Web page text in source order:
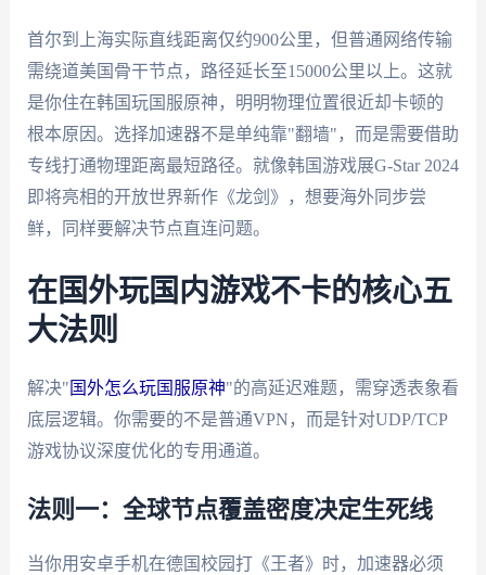
首尔到上海实际直线距离仅约900公里，但普通网络传输
需绕道美国骨干节点，路径延长至15000公里以上。这就
是你住在韩国玩国服原神，明明物理位置很近却卡顿的
根本原因。选择加速器不是单纯靠"翻墙"，而是需要借助
专线打通物理距离最短路径。就像韩国游戏展G-Star 2024
即将亮相的开放世界新作《龙剑》，想要海外同步尝
鲜，同样要解决节点直连问题。
在国外玩国内游戏不卡的核心五
大法则
解决" 国外怎么玩国服原神"的高延迟难题，需穿透表象看
底层逻辑。你需要的不是普通VPN，而是针对UDP/TCP
游戏协议深度优化的专用通道。
法则一：全球节点覆盖密度决定生死线
当你用安卓手机在德国校园打《王者》时，加速器必须